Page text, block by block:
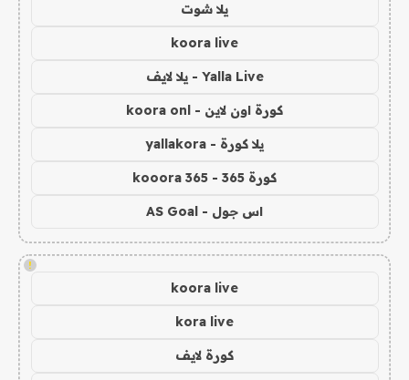
يلا شوت
koora live
Yalla Live - يلا لايف
كورة اون لاين - koora onl
يلا كورة - yallakora
كورة 365 - kooora 365
اس جول - AS Goal
!
koora live
kora live
كورة لايف